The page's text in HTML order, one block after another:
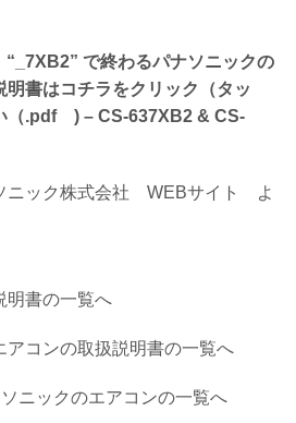
“_7XB2” で終わるパナソニックの
明書はコチラをクリック（タッ
（.pdf ) – CS-637XB2 & CS-
ニック株式会社 WEBサイト
よ
明書の一覧へ
アコンの取扱説明書の一覧へ
ソニックのエアコンの一覧へ